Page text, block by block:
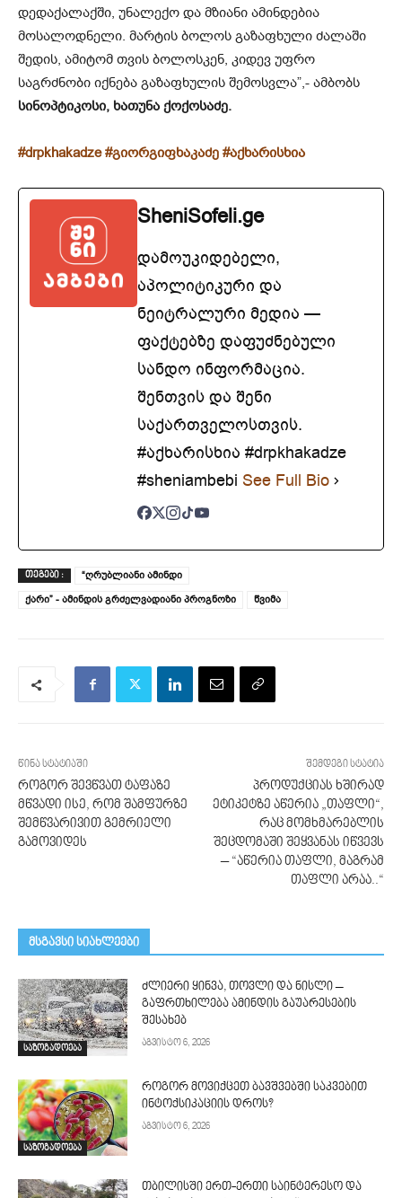
დედაქალაქში, უნალექო და მზიანი ამინდებია
მოსალოდნელი. მარტის ბოლოს გაზაფხული ძალაში
შედის, ამიტომ თვის ბოლოსკენ, კიდევ უფრო
საგრძნობი იქნება გაზაფხულის შემოსვლა”,- ამბობს
სინოპტიკოსი, ხათუნა ქოქოსაძე.
#drpkhakadze #გიორგიფხაკაძე #აქხარისხია
SheniSofeli.ge
დამოუკიდებელი,
აპოლიტიკური და
ნეიტრალური მედია —
ფაქტებზე დაფუძნებული
სანდო ინფორმაცია.
შენთვის და შენი
საქართველოსთვის.
#აქხარისხია #drpkhakadze
#sheniambebi See Full Bio
ᲗᲔᲒᲔᲑᲘ :
“ღრუბლიანი ამინდი
ქარი” - ამინდის გრძელვადიანი პროგნოზი
წვიმა
წინა სტატიაში
როგორ შევწვათ ტაფაზე
მწვადი ისე, რომ შამფურზე
შემწვარივით გემრიელი
გამოვიდეს
შემდეგი სტატია
პროდუქციას ხშირად
ეტიკეტზე აწერია „თაფლი“,
რაც მომხმარებლის
შეცდომაში შეყვანას იწვევს
– “აწერია თაფლი, მაგრამ
თაფლი არაა..“
მსგავსი სიახლეები
საზოგადოება
ძლიერი ყინვა, თოვლი და ნისლი –
გაფრთხილება ამინდის გაუარესების
შესახებ
აგვისტო 6, 2026
საზოგადოება
როგორ მოვიქცეთ ბავშვებში საკვებით
ინტოქსიკაციის დროს?
აგვისტო 6, 2026
თბილისში ერთ-ერთი საინტერესო და